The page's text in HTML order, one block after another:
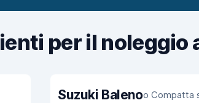
per il noleggio
Suzuki Balenoo Compatta